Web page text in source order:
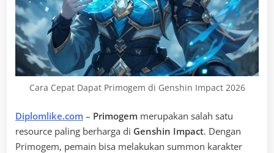
Cara Cepat Dapat Primogem di Genshin Impact 2026
Diplomlike.com – Primogem merupakan salah satu
resource paling berharga di Genshin Impact. Dengan
Primogem, pemain bisa melakukan summon karakter